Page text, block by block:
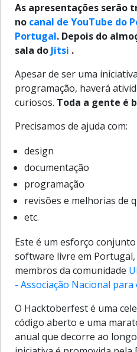
As apresentações serão
no canal de YouTube do
Portugal. Depois do
sala do Jitsi .
Apesar de ser uma
programação, haverá
curiosos. Toda a gente é
Precisamos de ajuda com:
design
documentação
programação
revisões e melhorias de
etc.
Este é um esforço
software livre em
membros da comunidade
- Associação Nacional
O Hacktoberfest é uma
código aberto e uma
anual que decorre ao